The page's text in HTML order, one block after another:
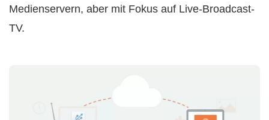
Medienservern, aber mit Fokus auf Live-Broadcast-
TV.